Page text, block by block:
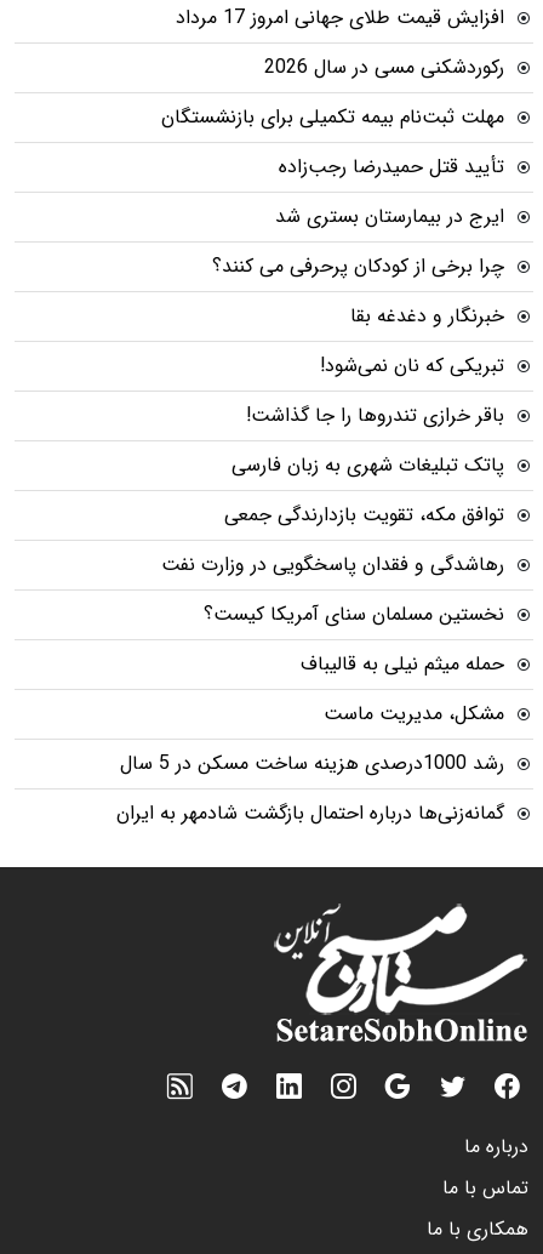
افزایش قیمت طلای جهانی امروز 17 مرداد
رکوردشکنی مسی در سال 2026
مهلت ثبت‌نام بیمه تکمیلی برای بازنشستگان
تأیید قتل حمیدرضا رجب‌زاده
ایرج در بیمارستان بستری شد
چرا برخی از کودکان پرحرفی می کنند؟
خبرنگار و دغدغه بقا
تبریکی که نان نمی‌شود!
باقر خرازی تندروها را جا گذاشت!
پاتک تبلیغات شهری به زبان فارسی
توافق مکه، تقویت بازدارندگی جمعی
رهاشدگی و فقدان پاسخگویی در وزارت نفت
نخستین مسلمان سنای آمریکا کیست؟
حمله میثم نیلی به قالیباف
مشکل، مدیریت ماست
رشد 1000درصدی هزینه ساخت مسکن در 5 سال
گمانه‌زنی‌ها درباره احتمال بازگشت شادمهر به ایران
درباره ما
تماس با ما
همکاری با ما